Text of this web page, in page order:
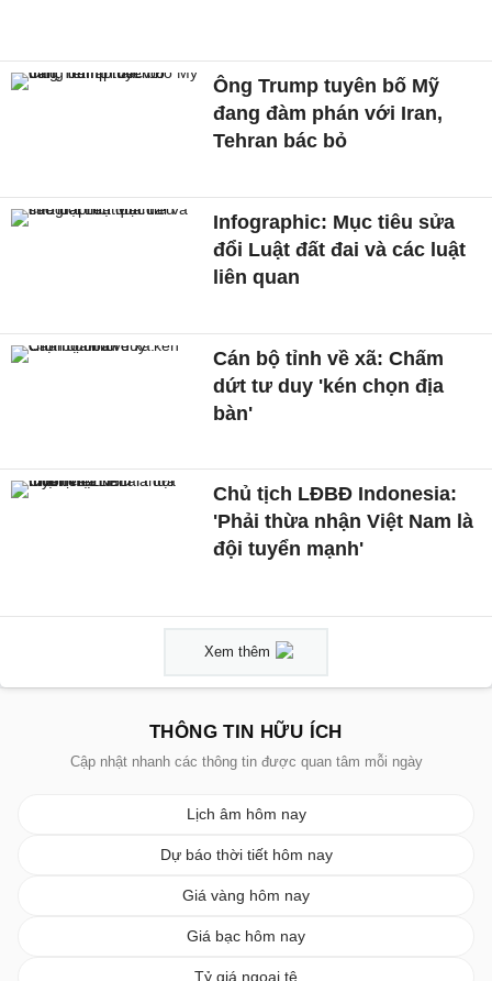
Ông Trump tuyên bố Mỹ
đang đàm phán với Iran,
Tehran bác bỏ
Infographic: Mục tiêu sửa
đổi Luật đất đai và các luật
liên quan
Cán bộ tỉnh về xã: Chấm
dứt tư duy 'kén chọn địa
bàn'
Chủ tịch LĐBĐ Indonesia:
'Phải thừa nhận Việt Nam là
đội tuyển mạnh'
Xem thêm
THÔNG TIN HỮU ÍCH
Cập nhật nhanh các thông tin được quan tâm mỗi ngày
Lịch âm hôm nay
Dự báo thời tiết hôm nay
Giá vàng hôm nay
Giá bạc hôm nay
Tỷ giá ngoại tệ